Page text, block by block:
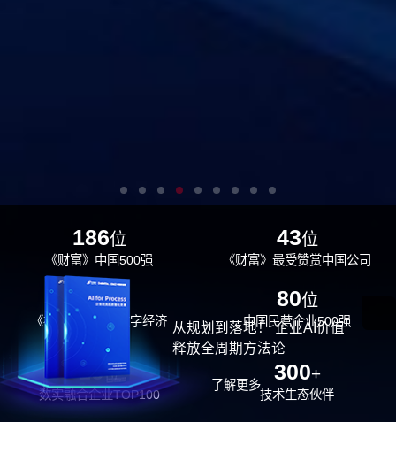
186位
《财富》中国500强
43位
《财富》最受赞赏中国公司
29位
《福布斯》中国数字经济
100强
80位
中国民营企业500强
26位
数实融合企业TOP100
300+
技术生态伙伴
从规划到落地！ 企业AI价值
释放全周期方法论
了解更多